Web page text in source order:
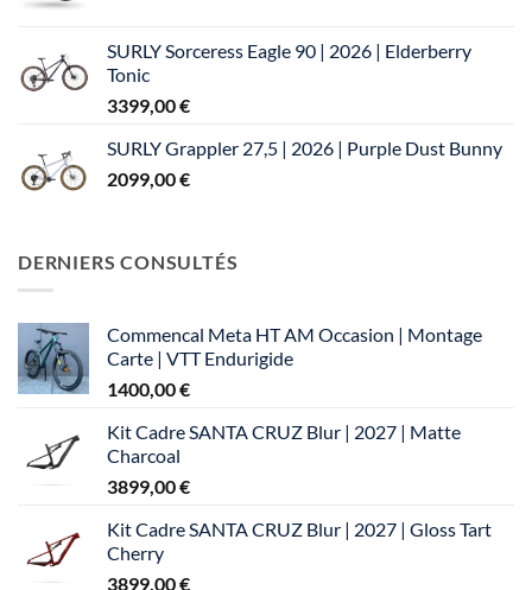
SURLY Sorceress Eagle 90 | 2026 | Elderberry
Tonic
3399,00€
SURLY Grappler 27,5 | 2026 | Purple Dust Bunny
2099,00€
DERNIERS CONSULTÉS
Commencal Meta HT AM Occasion | Montage
Carte | VTT Endurigide
1400,00€
Kit Cadre SANTA CRUZ Blur | 2027 | Matte
Charcoal
3899,00€
Kit Cadre SANTA CRUZ Blur | 2027 | Gloss Tart
Cherry
3899,00€